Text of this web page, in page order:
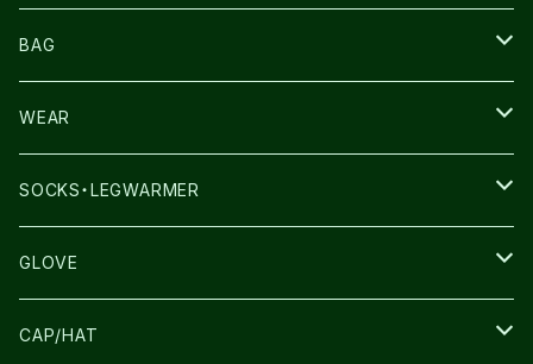
NNORMAL
TERREX
THE NORTH FACE
SALOMON
LA SPORTIVA
BAG
THE NORTH FACE
SALOMON
ULTIMATE DIRECTION
NNormal
WEAR
SALOMON
LA SPORTIVA
RUN AMOK
SOCKS・LEGWARMER
DRYMAX
ULTIMATE DIRECTIN
GLOVE
SALOMON
CAP/HAT